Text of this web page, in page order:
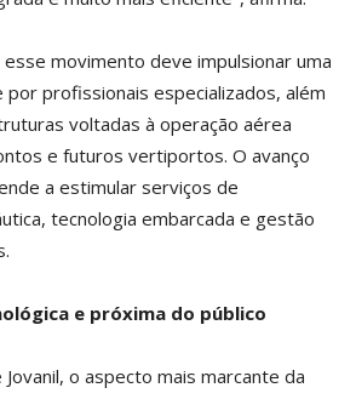
movimento deve impulsionar uma
por profissionais especializados, além
voltadas à operação aérea
e futuros vertiportos. O avanço
a estimular serviços de
tecnologia embarcada e gestão
e próxima do público
o aspecto mais marcante da